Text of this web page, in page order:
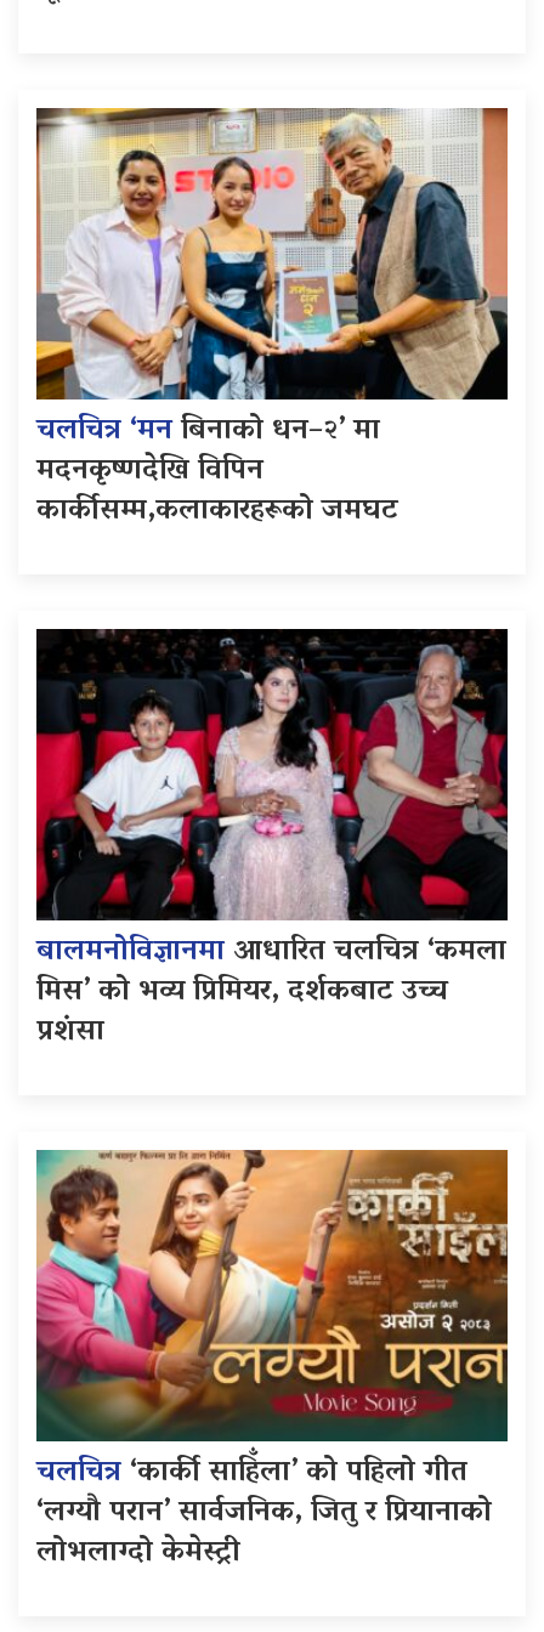
चलचित्र ‘मनबिनाको धन–२’ मा
मदनकृष्णदेखि विपिन
कार्कीसम्म,कलाकारहरूको जमघट
बालमनोविज्ञानमाआधारित चलचित्र ‘कमला
मिस’ को भव्य प्रिमियर, दर्शकबाट उच्च
प्रशंसा
चलचित्र‘कार्की साहिँला’ को पहिलो गीत
‘लग्यौ परान’ सार्वजनिक, जितु र प्रियानाको
लोभलाग्दो केमेस्ट्री